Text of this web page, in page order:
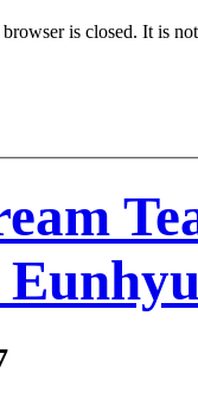
is closed. It is